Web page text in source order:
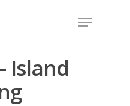
to close
Island